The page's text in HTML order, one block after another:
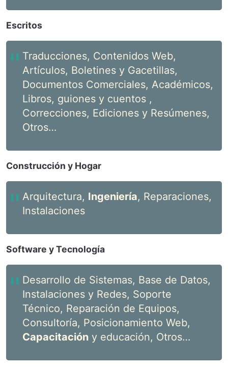
Escritos
Traducciones, Contenidos Web,
Artículos, Boletines y Gacetillas,
Documentos Comerciales, Académicos,
Libros, guiones y cuentos ,
Correcciones, Ediciones y Resúmenes,
Otros…
Construcción y Hogar
Arquitectura, Ingeniería, Reparaciones,
Instalaciones
Software y Tecnología
Desarrollo de Sistemas, Base de Datos,
Instalaciones y Redes, Soporte
Técnico, Reparación de Equipos,
Consultoría, Posicionamiento Web,
Capacitación y educación, Otros…